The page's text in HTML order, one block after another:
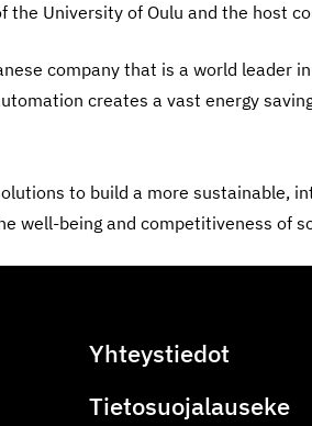
University of Oulu and the host
company that is a world leader
creates a vast energy
to build a more sustainable,
well-being and competitiveness of
Yhteystiedot
Tietosuojalauseke